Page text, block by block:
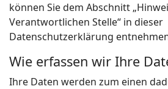
können Sie dem Abschnitt
Verantwortlichen Stelle“ in dieser
Datenschutzerklärung
Wie erfassen wir Ihre
Ihre Daten werden zum einen